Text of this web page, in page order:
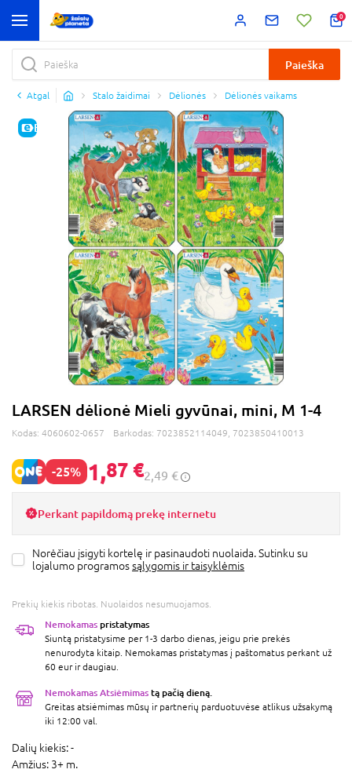
0
Paieška
Atgal Stalo žaidimai Dėlionės Dėlionės vaikams
E-KAINA
LARSEN dėlionė Mieli gyvūnai, mini, M 1-4
Kodas: 4060602-0657 Barkodas: 7023852114049, 7023850410013
-25% 1,87 €2,49 €
Perkant papildomą prekę internetu
Norėčiau įsigyti kortelę ir pasinaudoti nuolaida. Sutinku su
lojalumo programossąlygomis ir taisyklėmis
Prekių kiekis ribotas. Nuolaidos nesumuojamos.
Nemokamas pristatymas
Siuntą pristatysime per 1-3 darbo dienas, jeigu prie prekės
nenurodyta kitaip. Nemokamas pristatymas į paštomatus perkant už
60 eur ir daugiau.
Nemokamas Atsiėmimas tą pačią dieną.
Greitas atsiėmimas mūsų ir partnerių parduotuvėse atlikus užsakymą
iki 12:00 val.
Dalių kiekis:-
Amžius: 3+ m.